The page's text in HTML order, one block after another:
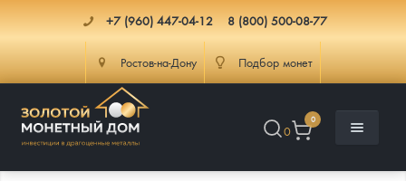
+7 (960) 447-04-12 8 (800) 500-08-77
Ростов-на-Дону Подбор монет
0
0